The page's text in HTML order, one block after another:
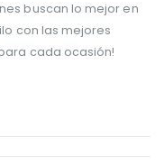
buscan lo mejor en
con las mejores
cada ocasión!